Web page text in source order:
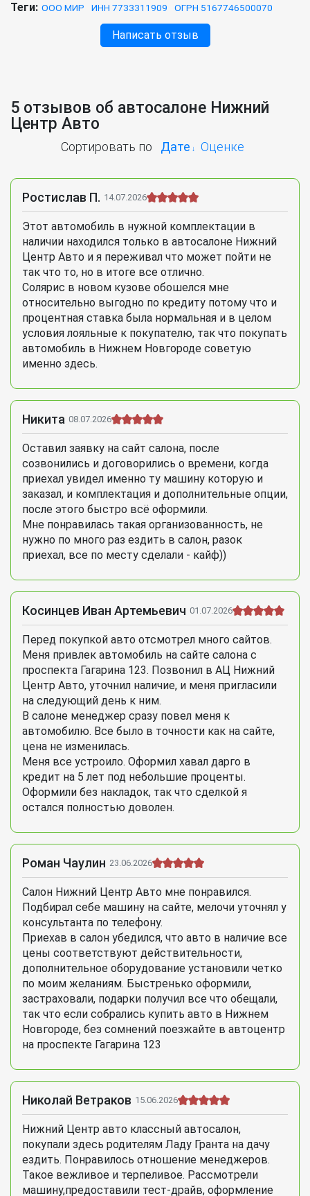
Теги: ООО МИР ИНН 7733311909 ОГРН 5167746500070
Написать отзыв
5 отзывов об автосалоне Нижний
Центр Авто
Сортировать по Дате Оценке
Ростислав П. 14.07.2026
Этот автомобиль в нужной комплектации в
наличии находился только в автосалоне Нижний
Центр Авто и я переживал что может пойти не
так что то, но в итоге все отлично.
Солярис в новом кузове обошелся мне
относительно выгодно по кредиту потому что и
процентная ставка была нормальная и в целом
условия лояльные к покупателю, так что покупать
автомобиль в Нижнем Новгороде советую
именно здесь.
Никита 08.07.2026
Оставил заявку на сайт салона, после
созвонились и договорились о времени, когда
приехал увидел именно ту машину которую и
заказал, и комплектация и дополнительные опции,
после этого быстро всё оформили.
Мне понравилась такая организованность, не
нужно по много раз ездить в салон, разок
приехал, все по месту сделали - кайф))
Косинцев Иван Артемьевич 01.07.2026
Перед покупкой авто отсмотрел много сайтов.
Меня привлек автомобиль на сайте салона с
проспекта Гагарина 123. Позвонил в АЦ Нижний
Центр Авто, уточнил наличие, и меня пригласили
на следующий день к ним.
В салоне менеджер сразу повел меня к
автомобилю. Все было в точности как на сайте,
цена не изменилась.
Меня все устроило. Оформил хавал дарго в
кредит на 5 лет под небольшие проценты.
Оформили без накладок, так что сделкой я
остался полностью доволен.
Роман Чаулин 23.06.2026
Салон Нижний Центр Авто мне понравился.
Подбирал себе машину на сайте, мелочи уточнял у
консультанта по телефону.
Приехав в салон убедилcя, что авто в наличие все
цены соответствуют действительности,
дополнительное оборудование установили четко
по моим желаниям. Быстренько оформили,
застраховали, подарки получил все что обещали,
так что если собрались купить авто в Нижнем
Новгороде, без сомнений поезжайте в автоцентр
на проспекте Гагарина 123
Николай Ветраков 15.06.2026
Нижний Центр авто классный автосалон,
покупали здесь родителям Ладу Гранта на дачу
ездить. Понравилось отношение менеджеров.
Такое вежливое и терпеливое. Рассмотрели
машину,предоставили тест-драйв, оформление